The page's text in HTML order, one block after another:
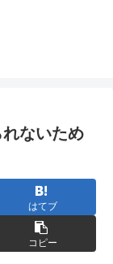
ないため
はてブ
コピー